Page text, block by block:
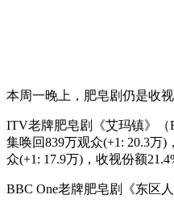
本周一晚上，肥皂剧仍是收
ITV老牌肥皂剧《艾玛镇》（
集唤回839万观众(+1: 20.3万
众(+1: 17.9万)，收视份额
BBC One老牌肥皂剧《东区